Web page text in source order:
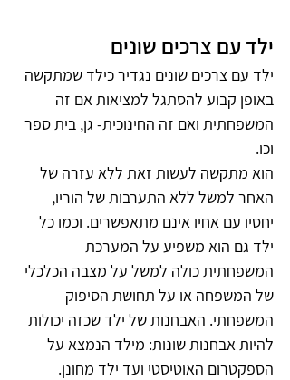
ילד עם צרכים שונים
ילד עם צרכים שונים נגדיר כילד שמתקשה
באופן קבוע להסתגל למציאות אם זה
המשפחתית ואם זה החינוכית- גן, בית ספר
וכו.
הוא מתקשה לעשות זאת ללא עזרה של
האחר למשל ללא התערבות של הוריו,
יחסיו עם אחיו אינם מתאפשרים. וכמו כל
ילד גם הוא משפיע על המערכת
המשפחתית כולה למשל על מצבה הכלכלי
של המשפחה או על תחושת הסיפוק
המשפחתי. האבחנות של ילד שכזה יכולות
להיות אבחנות שונות: מילד הנמצא על
הספקטרום האוטיסטי ועד ילד מחונן.